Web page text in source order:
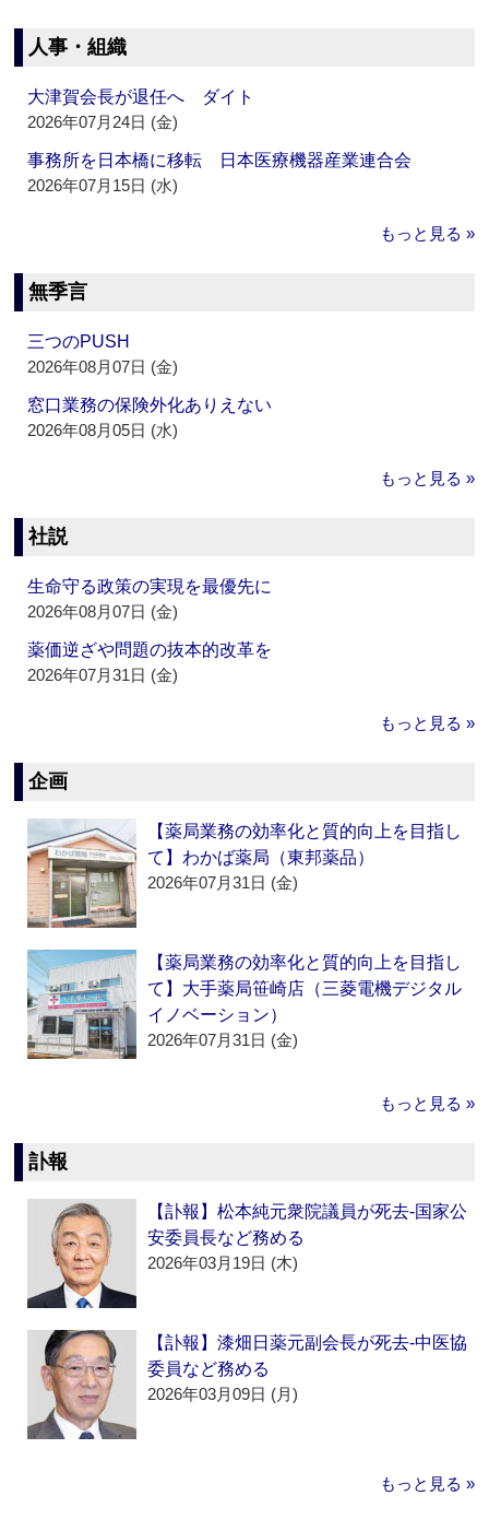
人事・組織
大津賀会長が退任へ ダイト
2026年07月24日 (金)
事務所を日本橋に移転 日本医療機器産業連合会
2026年07月15日 (水)
もっと見る »
無季言
三つのPUSH
2026年08月07日 (金)
窓口業務の保険外化ありえない
2026年08月05日 (水)
もっと見る »
社説
生命守る政策の実現を最優先に
2026年08月07日 (金)
薬価逆ざや問題の抜本的改革を
2026年07月31日 (金)
もっと見る »
企画
【薬局業務の効率化と質的向上を目指し
て】わかば薬局（東邦薬品）
2026年07月31日 (金)
【薬局業務の効率化と質的向上を目指し
て】大手薬局笹崎店（三菱電機デジタル
イノベーション）
2026年07月31日 (金)
もっと見る »
訃報
【訃報】松本純元衆院議員が死去‐国家公
安委員長など務める
2026年03月19日 (木)
【訃報】漆畑日薬元副会長が死去‐中医協
委員など務める
2026年03月09日 (月)
もっと見る »